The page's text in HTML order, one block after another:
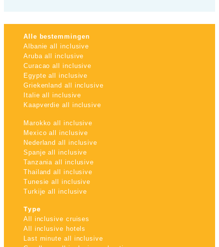
Alle bestemmingen
Albanie all inclusive
Aruba all inclusive
Curacao all inclusive
Egypte all inclusive
Griekenland all inclusive
Italie all inclusive
Kaapverdie all inclusive
Marokko all inclusive
Mexico all inclusive
Nederland all inclusive
Spanje all inclusive
Tanzania all inclusive
Thailand all inclusive
Tunesie all inclusive
Turkije all inclusive
Type
All inclusive cruises
All inclusive hotels
Last minute all inclusive